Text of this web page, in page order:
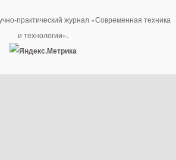
практический журнал «Современная техника
и технологии».